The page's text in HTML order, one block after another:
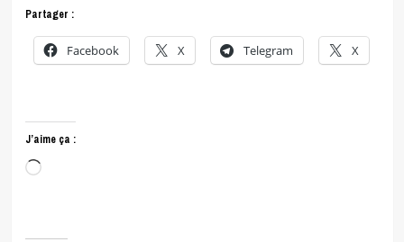
Partager :
Facebook X Telegram X
J’aime ça :
Chargement…